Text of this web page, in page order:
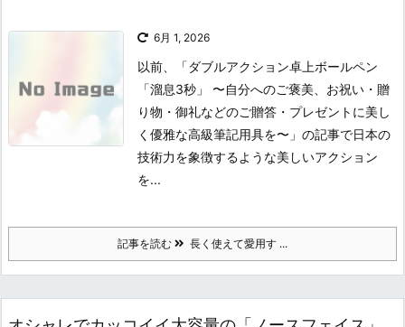
6月 1, 2026
以前、「ダブルアクション卓上ボールペン
「溜息3秒」 〜自分へのご褒美、お祝い・贈
り物・御礼などのご贈答・プレゼントに美し
く優雅な高級筆記用具を〜」の記事で日本の
技術力を象徴するような美しいアクション
を...
記事を読む 長く使えて愛用す ...